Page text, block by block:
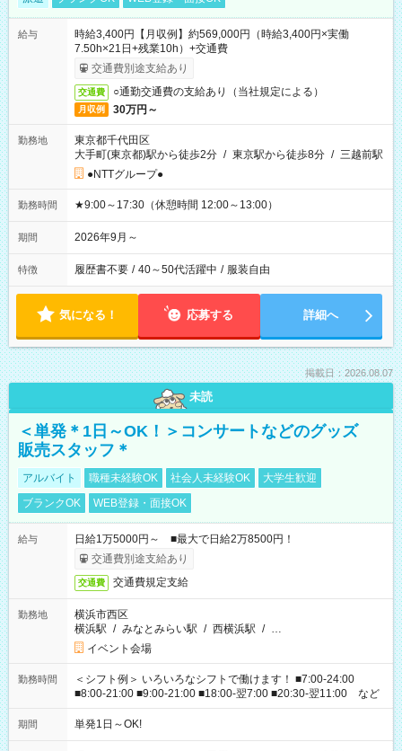
給与
時給3,400円【月収例】約569,000円（時給3,400円×実働
7.50h×21日+残業10h）+交通費
交通費別途支給あり
交通費 ○通勤交通費の支給あり（当社規定による）
月収例 30万円～
勤務地
東京都千代田区
大手町(東京都)駅から徒歩2分 / 東京駅から徒歩8分 / 三越前駅
●NTTグループ●
勤務時間 ★9:00～17:30（休憩時間 12:00～13:00）
期間 2026年9月～
特徴 履歴書不要 / 40～50代活躍中 / 服装自由
気になる！ 応募する 詳細へ
掲載日：2026.08.07
未読
＜単発＊1日～OK！＞コンサートなどのグッズ
販売スタッフ＊
アルバイト 職種未経験OK 社会人未経験OK
大学生歓迎
ブランクOK
WEB登録・面接OK
給与
日給1万5000円～ ■最大で日給2万8500円！
交通費別途支給あり
交通費 交通費規定支給
勤務地
横浜市西区
横浜駅 / みなとみらい駅 / 西横浜駅 / …
イベント会場
勤務時間
＜シフト例＞ いろいろなシフトで働けます！ ■7:00-24:00
■8:00-21:00 ■9:00-21:00 ■18:00-翌7:00 ■20:30-翌11:00 など
期間 単発1日～OK!